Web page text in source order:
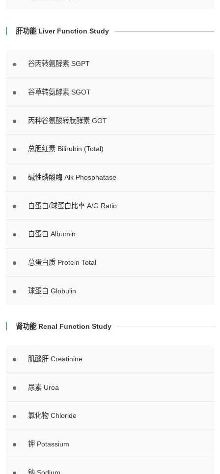
肝功能 Liver Function Study
谷丙转氨酵素 SGPT
谷草转氨酵素 SGOT
丙种谷氨酸转肽酵素 GGT
总胆红素 Bilirubin (Total)
碱性磷酸酶 Alk Phosphatase
白蛋白/球蛋白比率 A/G Ratio
白蛋白 Albumin
总蛋白质 Protein Total
球蛋白 Globulin
肾功能 Renal Function Study
肌酸肝 Creatinine
尿素 Urea
氯化物 Chloride
钾 Potassium
钠 Sodium